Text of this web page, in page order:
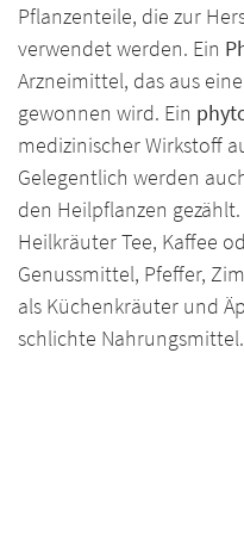
Pflanzenteile, die zur
verwendet werden. Ein
Arzneimittel, das aus
gewonnen wird. Ein
medizinischer Wirkstoff
Gelegentlich werden
den Heilpflanzen
Heilkräuter Tee, Kaffee
Genussmittel, Pfeffer,
als Küchenkräuter und
schlichte Nahrungsmittel.